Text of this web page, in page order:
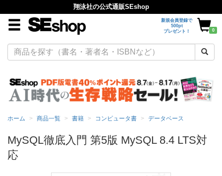
翔泳社の公式通販SEshop
新規会員登録で
500pt
プレゼント！
0
ホーム 商品一覧 書籍 コンピュータ書 データベース
MySQL徹底入門 第5版 MySQL 8.4 LTS対
応